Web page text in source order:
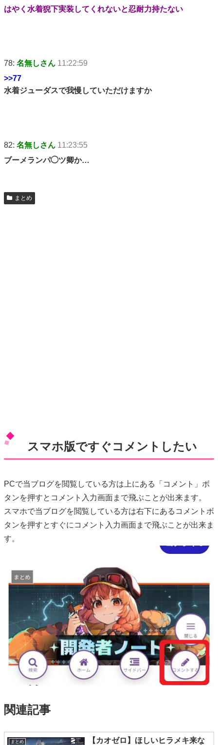
はやく水着猊下実装してくれないと忍耐力持たない
78: 名無しさん 11:22:59
>>77
水着ジューダスで我慢していただけますか
82: 名無しさん 11:23:55
ブーメランパ◯ツ卿か…
まとめ
スマホ版ですぐコメントしたい
PCで当ブログを閲覧している方は上にある「コメント」ボ
タンを押すとコメント入力画面まで飛ぶことが出来ます。
スマホで当ブログを閲覧している方は右下にあるコメントボ
タンを押すとすぐにコメント入力画面まで飛ぶことが出来ま
す。
関連記事
まとめ
【カオゼロ】ほしいヒラメキ来な